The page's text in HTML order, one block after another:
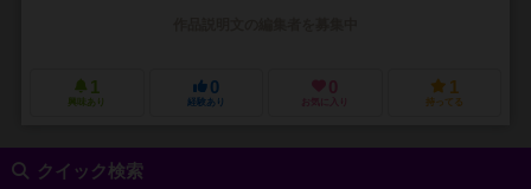
1
興味あり
0
経験あり
0
お気に入り
1
持ってる
クイック検索